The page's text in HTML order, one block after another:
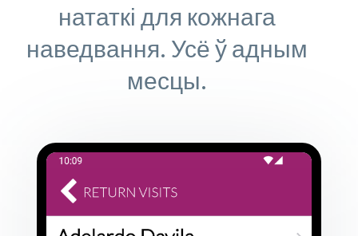
нататкі для кожнага
наведвання. Усё ў адным
месцы.